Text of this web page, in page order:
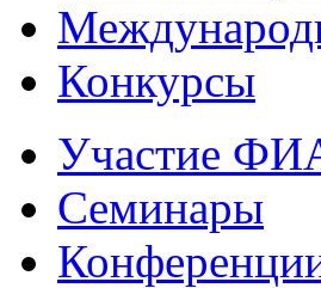
Конкурсы
Участие
Семинары